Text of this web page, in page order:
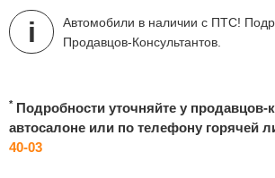
Автомобили в наличии с ПТС!
Продавцов-Консультантов.
* Подробности уточняйте у продавцов-
автосалоне или по телефону горячей
40-03